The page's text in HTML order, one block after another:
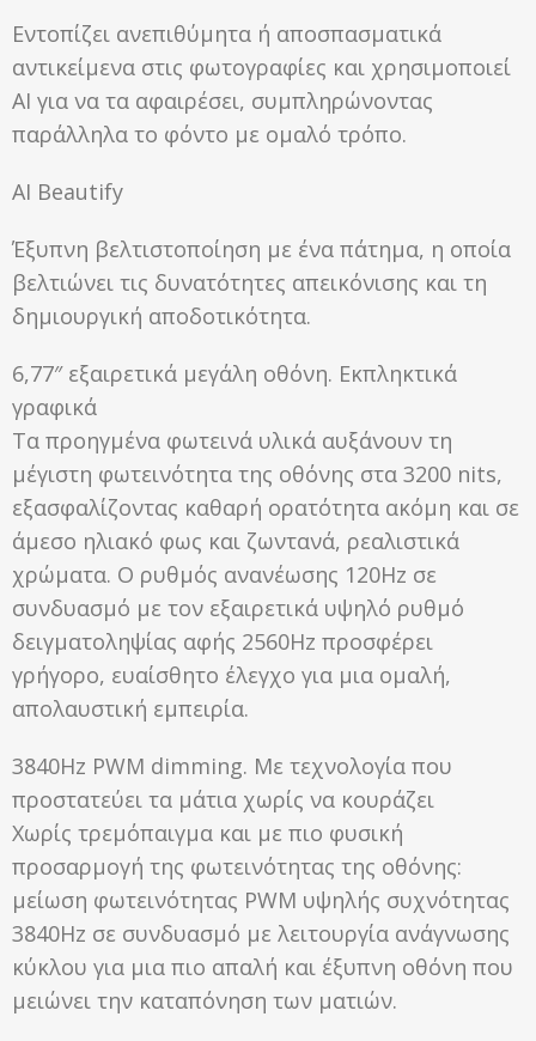
Εντοπίζει ανεπιθύμητα ή αποσπασματικά
αντικείμενα στις φωτογραφίες και χρησιμοποιεί
ΑΙ για να τα αφαιρέσει, συμπληρώνοντας
παράλληλα το φόντο με ομαλό τρόπο.
AI Beautify
Έξυπνη βελτιστοποίηση με ένα πάτημα, η οποία
βελτιώνει τις δυνατότητες απεικόνισης και τη
δημιουργική αποδοτικότητα.
6,77″ εξαιρετικά μεγάλη οθόνη. Εκπληκτικά
γραφικά
Τα προηγμένα φωτεινά υλικά αυξάνουν τη
μέγιστη φωτεινότητα της οθόνης στα 3200 nits,
εξασφαλίζοντας καθαρή ορατότητα ακόμη και σε
άμεσο ηλιακό φως και ζωντανά, ρεαλιστικά
χρώματα. Ο ρυθμός ανανέωσης 120Hz σε
συνδυασμό με τον εξαιρετικά υψηλό ρυθμό
δειγματοληψίας αφής 2560Hz προσφέρει
γρήγορο, ευαίσθητο έλεγχο για μια ομαλή,
απολαυστική εμπειρία.
3840Hz PWM dimming. Με τεχνολογία που
προστατεύει τα μάτια χωρίς να κουράζει
Χωρίς τρεμόπαιγμα και με πιο φυσική
προσαρμογή της φωτεινότητας της οθόνης:
μείωση φωτεινότητας PWM υψηλής συχνότητας
3840Hz σε συνδυασμό με λειτουργία ανάγνωσης
κύκλου για μια πιο απαλή και έξυπνη οθόνη που
μειώνει την καταπόνηση των ματιών.